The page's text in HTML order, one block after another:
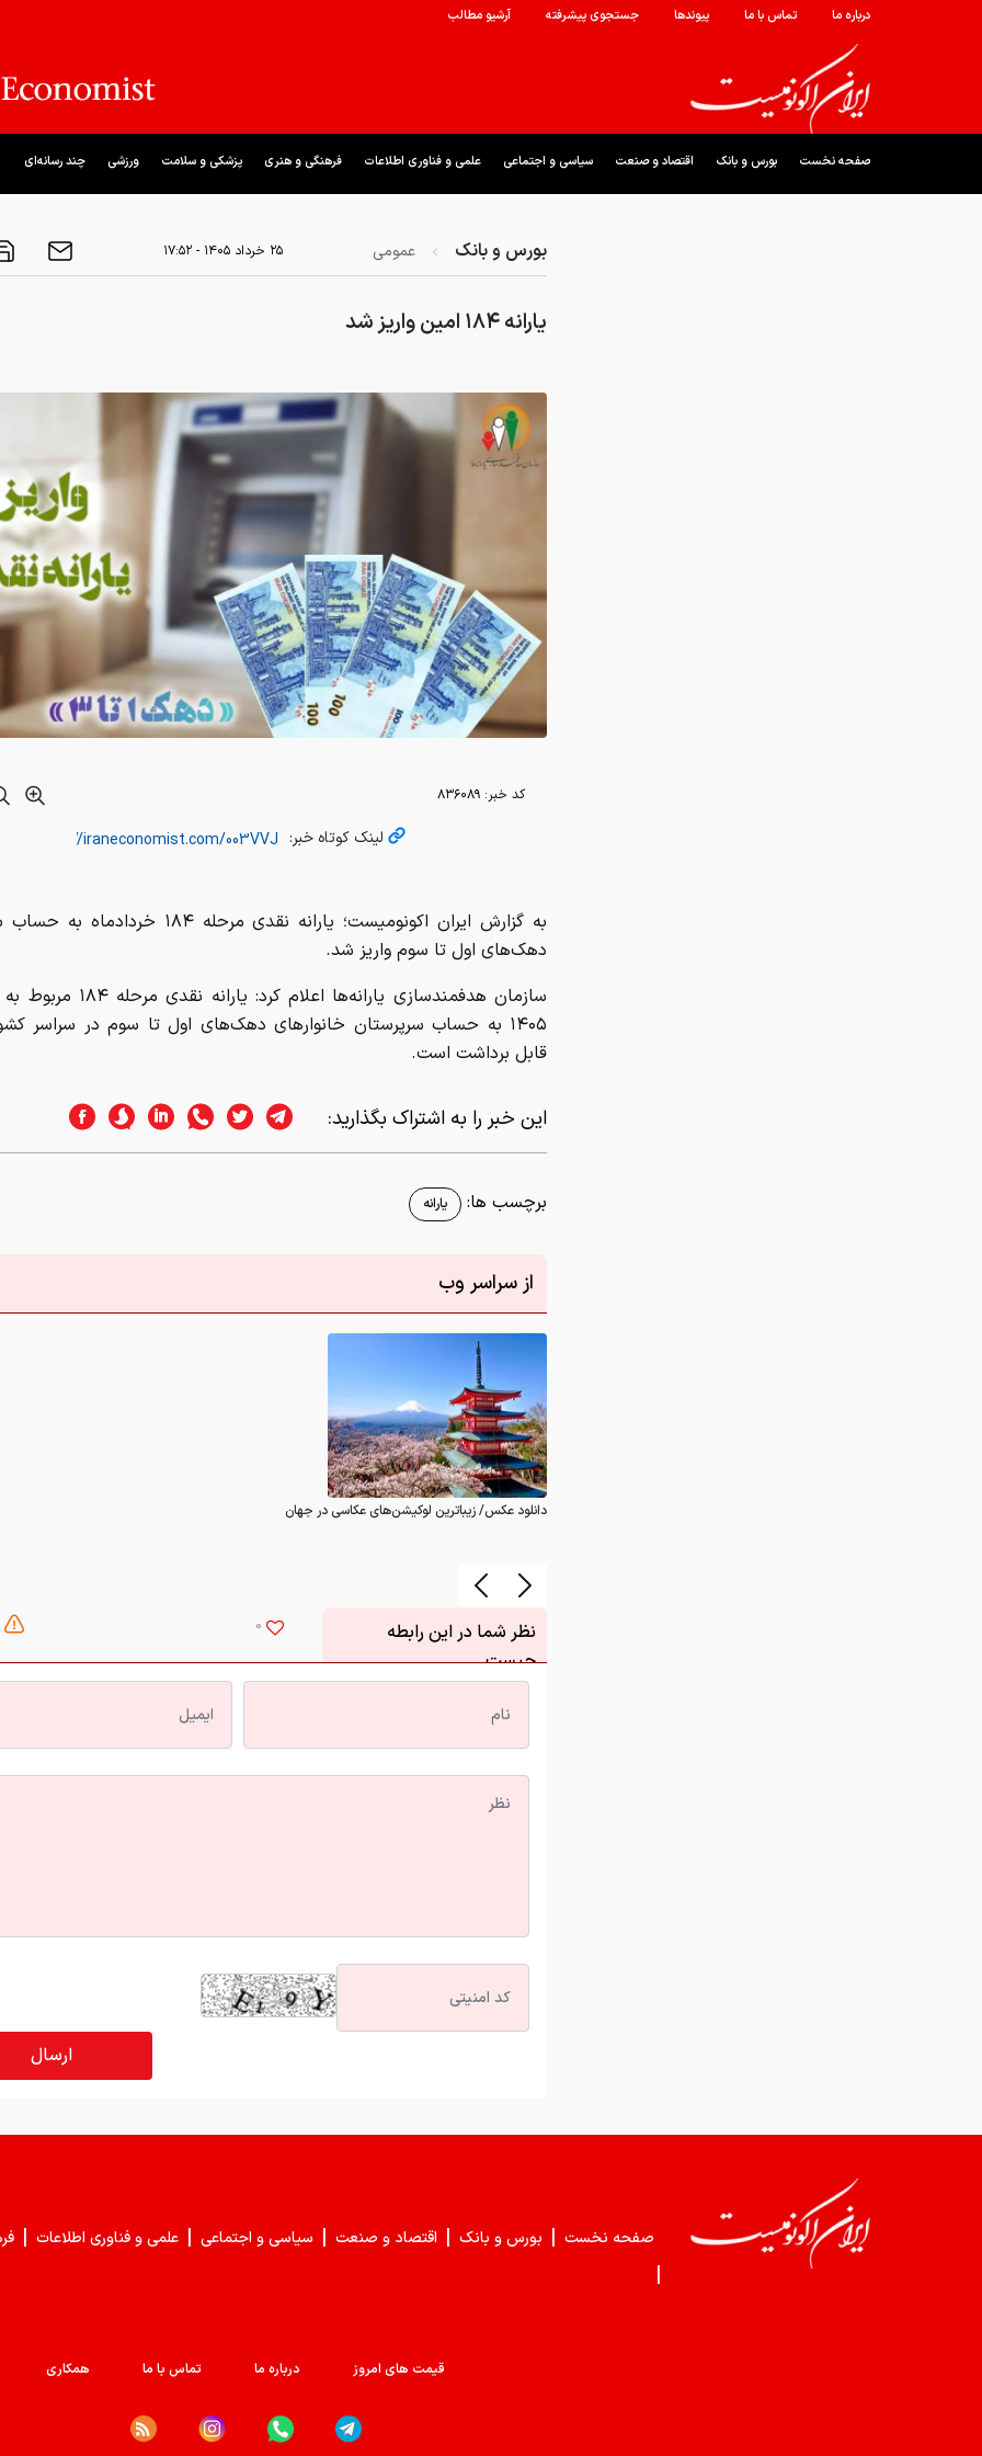
درباره ما تماس با ما پیوندها جستجوی پیشرفته آرشیو مطالب
صفحه نخست بورس و بانک اقتصاد و صنعت سیاسی و اجتماعی علمی و فناوری اطلاعات فرهنگی و هنری پزشکی و سلامت ورزشی چند رسانه‌ای
بورس و بانک عمومی ۲۵ خرداد ۱۴۰۵ - ۱۷:۵۲
یارانه ۱۸۴ امین واریز شد
کد خبر: ۸۳۶۰۸۹
لینک کوتاه خبر:
به گزارش ایران اکونومیست؛ یارانه نقدی مرحله ۱۸۴
دهک‌های اول تا سوم واریز شد.
سازمان هدفمندسازی یارانه‌ها اعلام
۱۴۰۵ به حساب سرپرستان خانوار‌های دهک‌های اول تا سوم در سراسر
قابل برداشت است.
این خبر را به اشتراک بگذارید:
برچسب ها: یارانه
از سراسر وب
دانلود عکس/ زیباترین لوکیشن‌های عکاسی در جهان
0
نظر شما در این رابطه
چیست
صفحه نخست | بورس و بانک | اقتصاد و صنعت | سیاسی و اجتماعی | علمی و فناوری اطلاعات |
|
قیمت های امروز درباره ما تماس با ما همکاری